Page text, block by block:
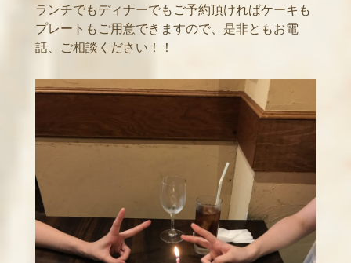
ランチでもディナーでもご予約頂ければケーキも
プレートもご用意できますので、是非ともお電
話、ご相談ください！！